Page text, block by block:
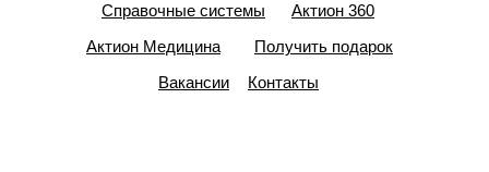
Справочные системы
Актион 360
Актион Медицина
Получить подарок
Вакансии
Контакты